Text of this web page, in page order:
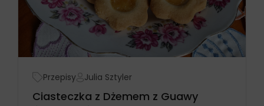
Przepisy Julia Sztyler
Ciasteczka z Dżemem z Guawy